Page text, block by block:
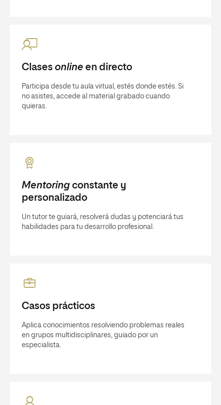
Clases online en directo
Participa desde tu aula virtual, estés donde estés. Si
no asistes, accede al material grabado cuando
quieras.
Mentoringconstante y
personalizado
Un tutor te guiará, resolverá dudas y potenciará tus
habilidades para tu desarrollo profesional.
Casos prácticos
Aplica conocimientos resolviendo problemas reales
en grupos multidisciplinares, guiado por un
especialista.